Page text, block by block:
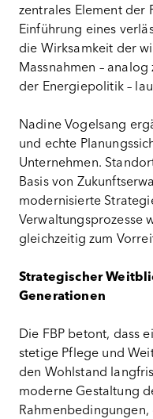
zentrales Element der
Einführung eines
die Wirksamkeit der
Massnahmen –
der Energiepolitik –
Nadine Vogelsang
und echte
Unternehmen.
Basis von
modernisierte
Verwaltungsprozesse
gleichzeitig zum
Strategischer
Generationen
Die FBP betont, dass
stetige Pflege und
den Wohlstand
moderne Gestaltung